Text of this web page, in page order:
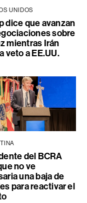
UNIDOS
dice que avanzan
sobre
mientras Irán
veto a EE.UU.
del BCRA
no ve
una baja de
para reactivar el